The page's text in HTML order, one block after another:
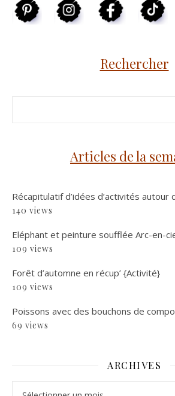
Rechercher
Articles de la
Récapitulatif d’idées d’activités autour
140 views
Eléphant et peinture soufflée Arc-en-
109 views
Forêt d’automne en récup’ {Activité}
109 views
Poissons avec des bouchons de
69 views
ARCHIVES